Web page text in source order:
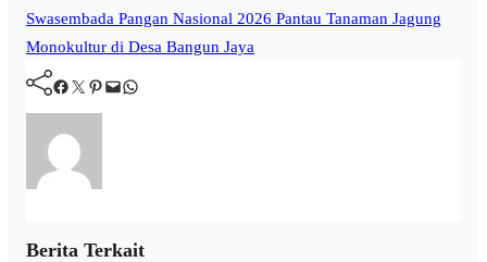
Swasembada Pangan Nasional 2026 Pantau Tanaman Jagung
Monokultur di Desa Bangun Jaya
Facebook Twitter Pinterest Mail WhatsApp
Berita Terkait